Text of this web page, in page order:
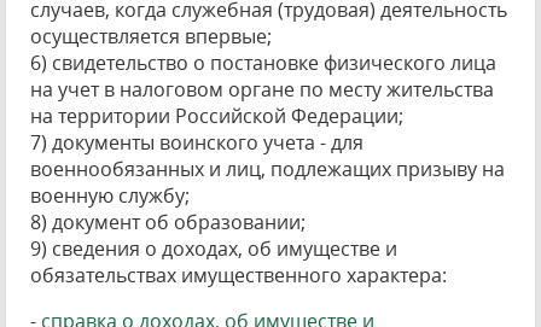
случаев, когда служебная (трудовая) деятельность
осуществляется впервые;
6) свидетельство о постановке физического лица
на учет в налоговом органе по месту жительства
на территории Российской Федерации;
7) документы воинского учета - для
военнообязанных и лиц, подлежащих призыву на
военную службу;
8) документ об образовании;
9) сведения о доходах, об имуществе и
обязательствах имущественного характера:
- справка о доходах, об имуществе и